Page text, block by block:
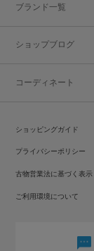
ブランド一覧
ショップブログ
コーディネート
ショッピングガイド
プライバシーポリシー
古物営業法に基づく表示
ご利用環境について